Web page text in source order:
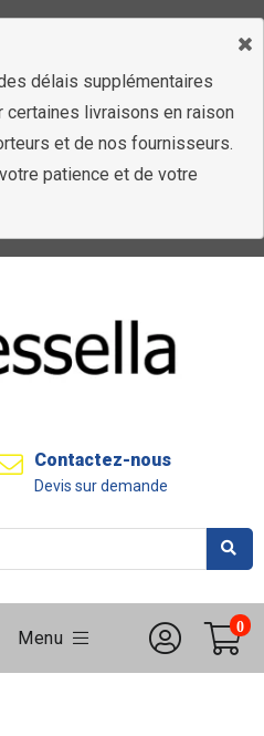
délais supplémentaires
livraisons en raison
et de nos fournisseurs.
patience et de votre
Contactez-nous
Devis sur demande
Menu
0